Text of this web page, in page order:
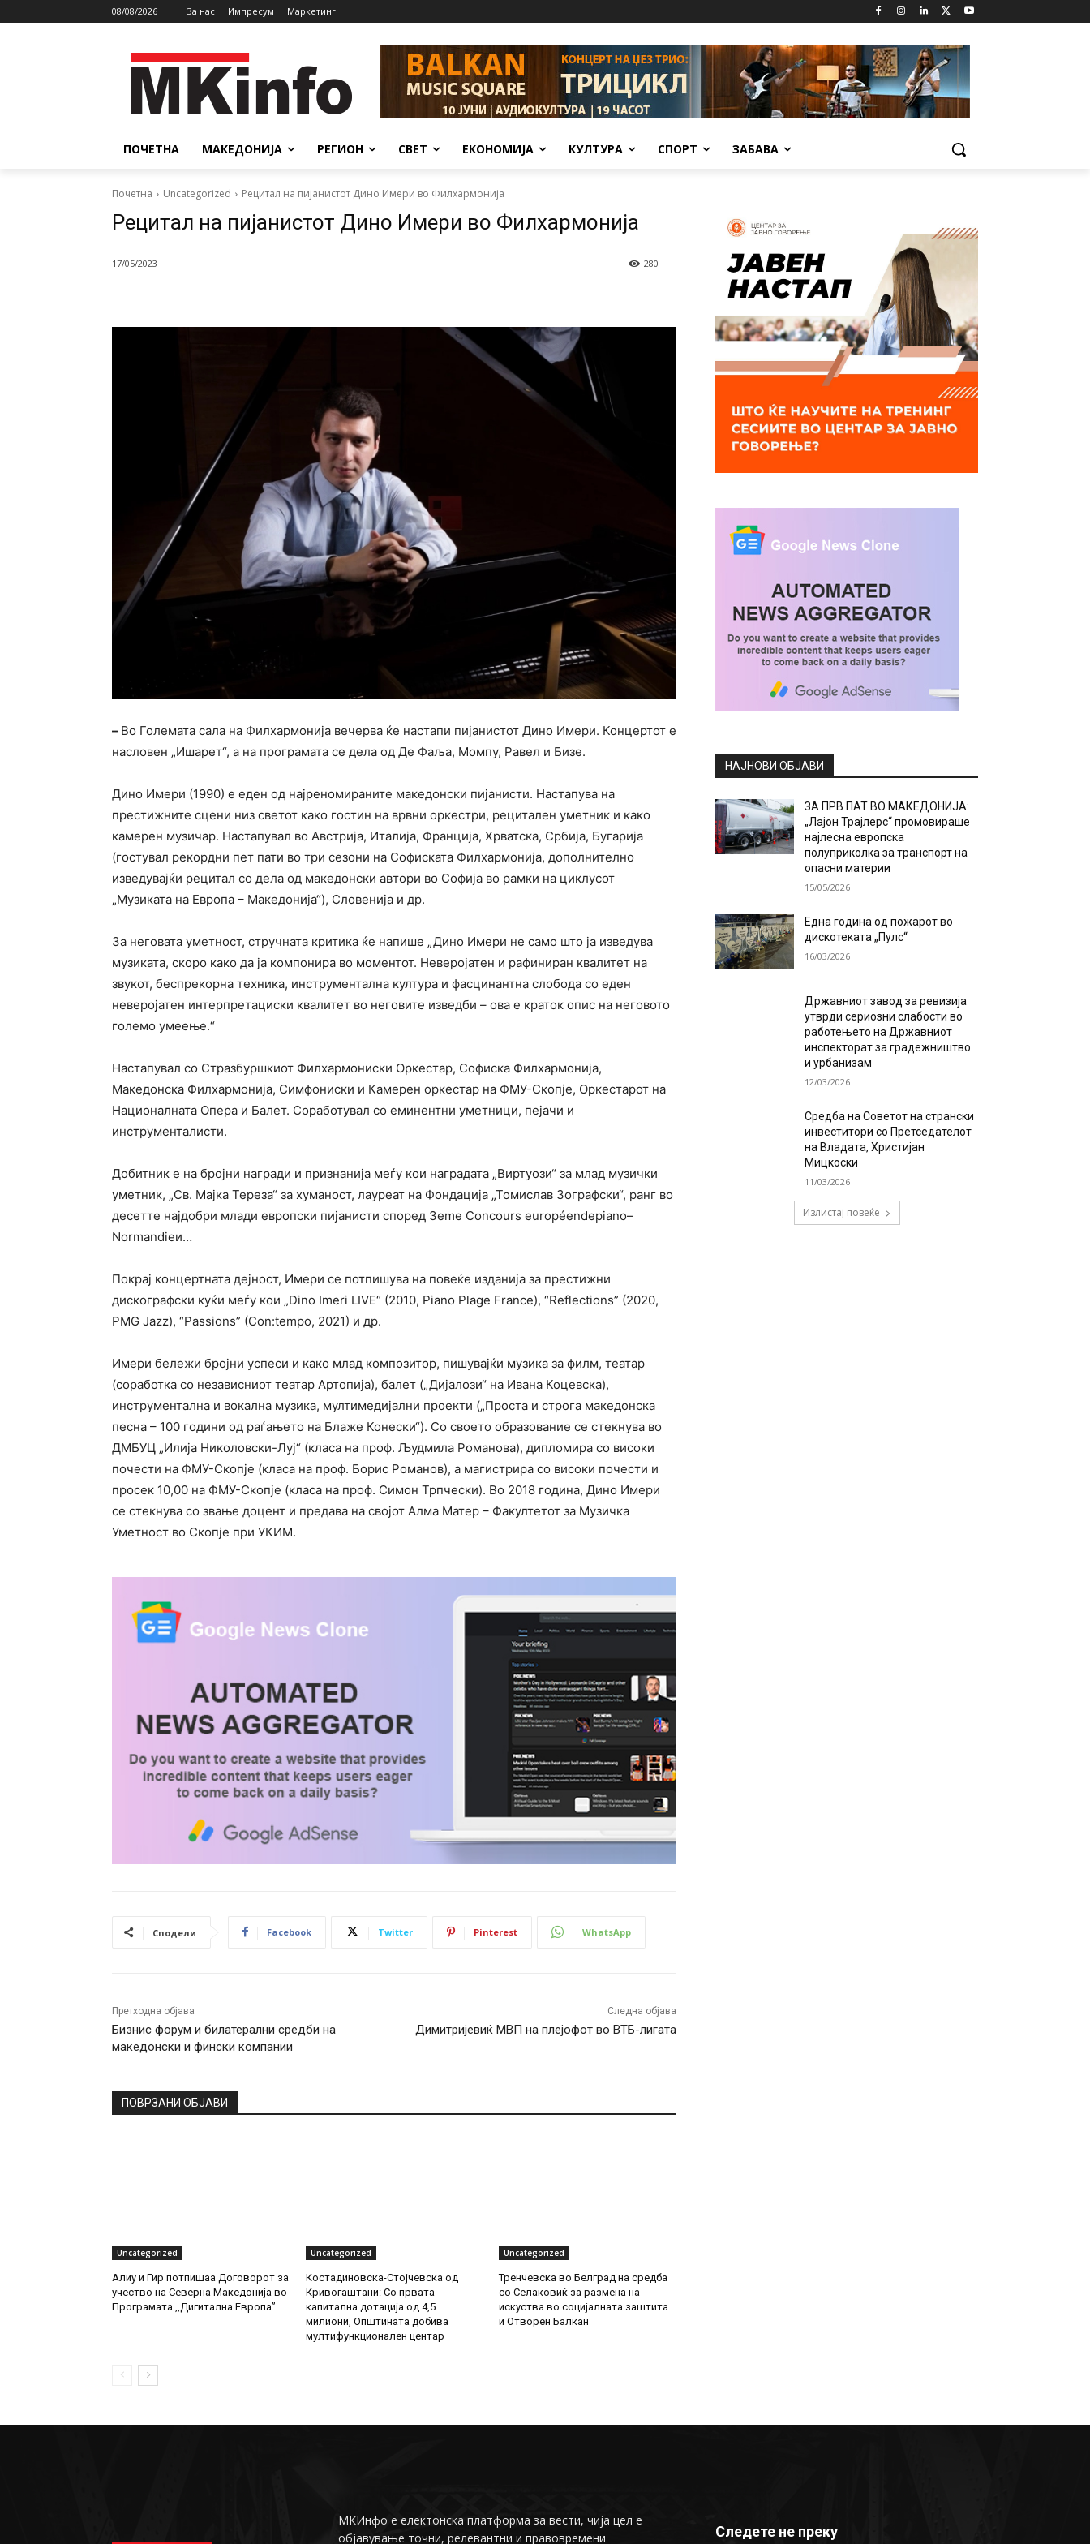
08/08/2026 За нас Импресум Маркетинг
ПОЧЕТНА МАКЕДОНИЈА РЕГИОН СВЕТ ЕКОНОМИЈА КУЛТУРА СПОРТ ЗАБАВА
Почетна Uncategorized Рецитал на пијанистот Дино Имери во Филхармонија
Рецитал на пијанистот Дино Имери во Филхармонија
17/05/2023 280
– Во Големата сала на Филхармонија вечерва ќе настапи пијанистот Дино Имери. Концертот е
насловен „Ишарет“, а на програмата се дела од Де Фаља, Момпу, Равел и Бизе.
Дино Имери (1990) е еден од најреномираните македонски пијанисти. Настапува на
престижните сцени низ светот како гостин на врвни оркестри, рецитален уметник и како
камерен музичар. Настапувал во Австрија, Италија, Франција, Хрватска, Србија, Бугарија
(гостувал рекордни пет пати во три сезони на Софиската Филхармонија, дополнително
изведувајќи рецитал со дела од македонски автори во Софија во рамки на циклусот
„Музиката на Европа – Македонија“), Словенија и др.
За неговата уметност, стручната критика ќе напише „Дино Имери не само што ја изведува
музиката, скоро како да ја компонира во моментот. Неверојатен и рафиниран квалитет на
звукот, беспрекорна техника, инструментална култура и фасцинантна слобода со еден
неверојатен интерпретациски квалитет во неговите изведби – ова е краток опис на неговото
големо умеење.“
Настапувал со Стразбуршкиот Филхармониски Оркестар, Софиска Филхармонија,
Македонска Филхармонија, Симфониски и Камерен оркестар на ФМУ-Скопје, Оркестарот на
Националната Опера и Балет. Соработувал со еминентни уметници, пејачи и
инструменталисти.
Добитник е на бројни награди и признанија меѓу кои наградата „Виртуози“ за млад музички
уметник, „Св. Мајка Тереза“ за хуманост, лауреат на Фондација „Томислав Зографски“, ранг во
десетте најдобри млади европски пијанисти според 3eme Concours européendepiano–
Normandieи…
Покрај концертната дејност, Имери се потпишува на повеќе изданија за престижни
дискографски куќи меѓу кои „Dino Imeri LIVE“ (2010, Piano Plage France), “Reflections” (2020,
PMG Jazz), “Passions” (Con:tempo, 2021) и др.
Имери бележи бројни успеси и како млад композитор, пишувајќи музика за филм, театар
(соработка со независниот театар Артопија), балет („Дијалози“ на Ивана Коцевска),
инструментална и вокална музика, мултимедијални проекти („Проста и строга македонска
песна – 100 години од раѓањето на Блаже Конески“). Со своето образование се стекнува во
ДМБУЦ „Илија Николовски-Луј“ (класа на проф. Људмила Романова), дипломира со високи
почести на ФМУ-Скопје (класа на проф. Борис Романов), а магистрира со високи почести и
просек 10,00 на ФМУ-Скопје (класа на проф. Симон Трпчески). Во 2018 година, Дино Имери
се стекнува со звање доцент и предава на својот Алма Матер – Факултетот за Музичка
Уметност во Скопје при УКИМ.
Сподели Facebook Twitter Pinterest WhatsApp
Претходна објава
Бизнис форум и билатерални средби на
македонски и фински компании
Следна објава
Димитријевиќ МВП на плејофот во ВТБ-лигата
ПОВРЗАНИ ОБЈАВИ
Uncategorized
Алиу и Гир потпишаа Договорот за
учество на Северна Македонија во
Програмата ,,Дигитална Европа”
Uncategorized
Костадиновска-Стојчевска од
Кривогаштани: Со првата
капитална дотација од 4,5
милиони, Општината добива
мултифункционален центар
Uncategorized
Тренчевска во Белград на средба
со Селаковиќ за размена на
искуства во социјалната заштита
и Отворен Балкан
НАЈНОВИ ОБЈАВИ
ЗА ПРВ ПАТ ВО МАКЕДОНИЈА:
„Лајон Трајлерс“ промовираше
најлесна европска
полуприколка за транспорт на
опасни материи
15/05/2026
Една година од пожарот во
дискотеката „Пулс“
16/03/2026
Државниот завод за ревизија
утврди сериозни слабости во
работењето на Државниот
инспекторат за градежништво
и урбанизам
12/03/2026
Средба на Советот на странски
инвеститори со Претседателот
на Владата, Христијан
Мицкоски
11/03/2026
Излистај повеќе
МКИнфо е електонска платформа за вести, чија цел е
објавување точни, релевантни и правовремени
Следете не преку